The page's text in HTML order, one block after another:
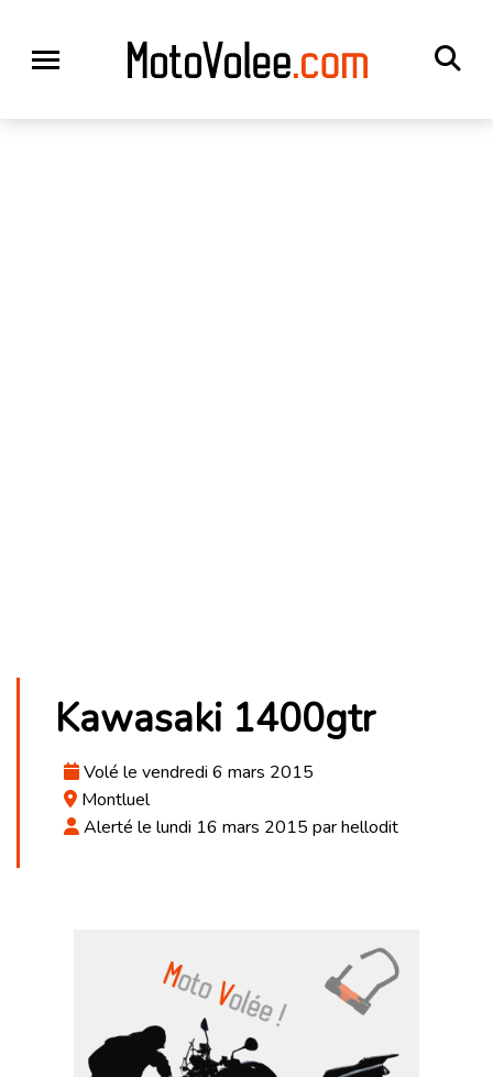
Kawasaki 1400gtr
Volé le vendredi 6 mars 2015
Montluel
Alerté le lundi 16 mars 2015 par hellodit